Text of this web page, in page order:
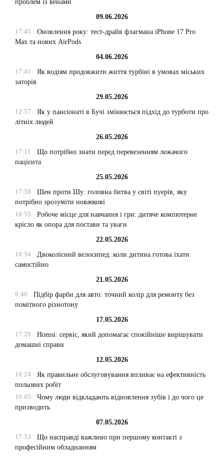
проблем із венами
09.06.2026
17:43
Оновлення року: тест-драйв флагмана iPhone 17 Pro
Max та нових AirPods
04.06.2026
17:41
Як водіям продовжити життя турбіні в умовах міських
заторів
29.05.2026
12:57
Як у пансіонаті в Бучі змінюється підхід до турботи про
літніх людей
26.05.2026
17:11
Що потрібно знати перед перевезенням лежачого
пацієнта
25.05.2026
17:58
Шен проти Шу: головна битва у світі пуерів, яку
потрібно зрозуміти новачкові
16:53
Робоче місце для навчання і гри: дитяче компютерне
крісло як опора для постави та уваги
22.05.2026
10:54
Двоколісний велосипед: коли дитина готова їхати
самостійно
21.05.2026
9:40
Підбір фарби для авто: точний колір для ремонту без
помітного різнотону
17.05.2026
17:20
Homsi: сервіс, який допомагає спокійніше вирішувати
домашні справи
12.05.2026
16:24
Як правильне обслуговування впливає на ефективність
польових робіт
16:05
Чому люди відкладають відновлення зубів і до чого це
призводить
07.05.2026
17:53
Що насправді важливо при першому контакті з
професійним обладнанням